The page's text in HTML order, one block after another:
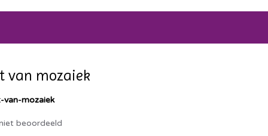
van mozaiek
van-mozaiek
beoordeeld